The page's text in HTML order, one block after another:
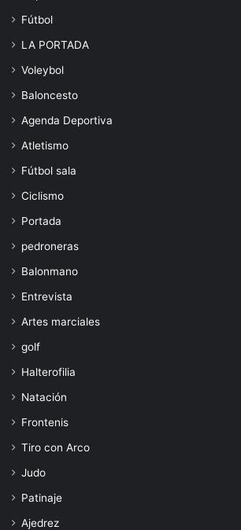
Fútbol
LA PORTADA
Voleybol
Baloncesto
Agenda Deportiva
Atletismo
Fútbol sala
Ciclismo
Portada
pedroneras
Balonmano
Entrevista
Artes marciales
golf
Halterofilia
Natación
Frontenis
Tiro con Arco
Judo
Patinaje
Ajedrez